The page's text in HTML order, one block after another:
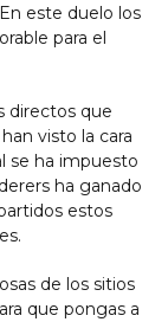
este duelo los
para el
directos que
visto la cara
se ha impuesto
ha ganado
estos
de los sitios
que pongas a